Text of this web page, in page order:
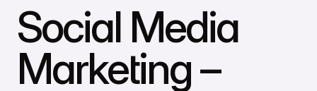
Social Media
Marketing –